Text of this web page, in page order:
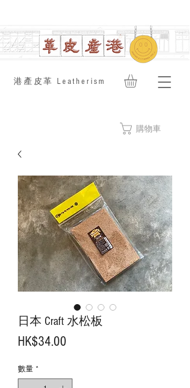
​港產皮革 Leatherism
購物車
日本 Craft 水松板
HK$34.00
數量 *